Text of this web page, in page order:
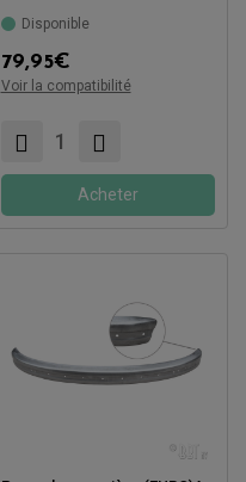
Disponible
79,95€
Voir la compatibilité
Acheter